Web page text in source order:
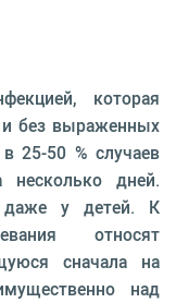
которая
без выраженных
25-50 % случаев
несколько дней.
даже у детей. К
относят
сначала на
над